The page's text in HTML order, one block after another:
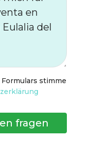
stimme
fragen